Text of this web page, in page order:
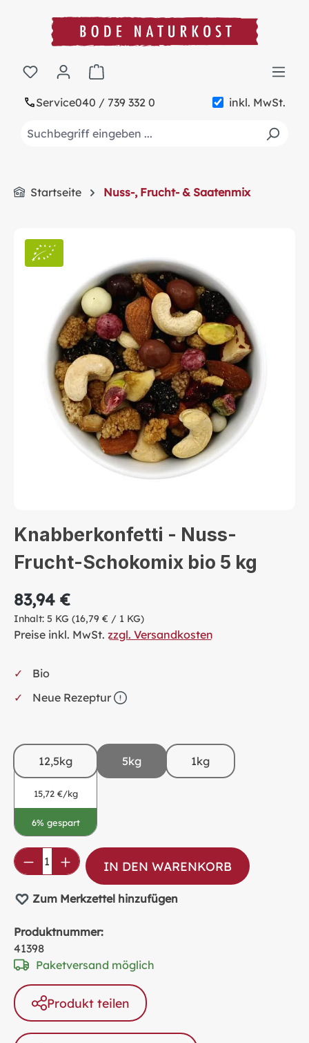
springen
Service040 / 739 332 0 inkl. MwSt.
Warenkorb enthält 0 Positionen. Der
Startseite Nuss-, Frucht- & Saatenmix
Bildergalerie überspringen
Knabberkonfetti - Nuss-
Frucht-Schokomix bio 5 kg
83,94 €
Inhalt: 5 KG (16,79 € / 1 KG)
Preise inkl. MwSt. zzgl. Versandkosten
Bio
Neue Rezeptur
12,5kg
15,72 €/kg
6% gespart
5kg 1kg
Produkt Anzahl: Gib den gewünschten
IN DEN WARENKORB
Zum Merkzettel hinzufügen
Produktnummer:
41398
Paketversand möglich
Produkt teilen